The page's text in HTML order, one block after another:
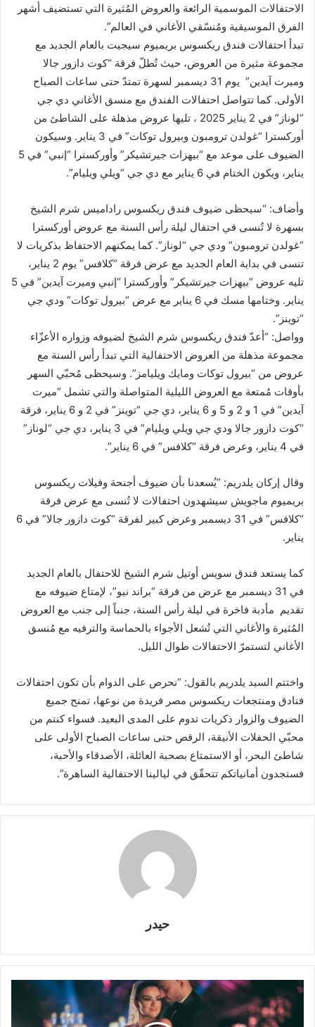
الاحتفالات الموسمية الرائعة والعروض المُثيرة التي تستضيف أشهر
الفرق الموسيقية ومُنسّقي الأغاني في العالم”.
تبدأ احتفالات فندق ريكسوس بريميوم سيجيت بالعام الجديد مع
مجموعة مثيرة من العروض، حيث تُطلّ فرقة “كوت دازور جالا
وميرت آيدين” يوم 31 ديسمبر لسهرة تمتدّ حتى ساعات الصباح
الأولى. كما تتواصل احتفالات الفندق مع منسق الأغاني دي جي
“لوناز” في 2 يناير 2025 ، تليها عروض مذهلة على الشاطئ من
أوركسترا “غولدن ترومبون وبيرول توكات” في 3 يناير. وسيكون
الضيوف على موعد مع “بيهزات جيرتشيكر” وأوركسترا “إنبي” في 5
يناير، ويكون الختام في 6 يناير مع دي جي “ويلي ويليام”.
وأضاف: “سيحظى ضيوف فندق ريكسوس راداميس شرم الشيخ
بسهرة لا تُنسى في احتفال ليلة رأس السنة مع عروض أوركسترا
“غولدن ترومبون” ودي جي “لوناز”. كما يمكنهم الاحتفاظ بذكريات لا
تنسى في بداية العام الجديد مع عرض فرقة “كلافس” يوم 2 يناير،
تليه عروض “بيهزات جيرتشيكر” وأوركسترا “إنبي وميرت آيدين” في 5
يناير. وختامها مسك في 6 يناير مع عرض “بيرول توكات” ودي جي
“توينز”.
وواصل: “أعدّ فندق ريكسوس شرم الشيخ لضيوفه وزواره الأعزّاء
مجموعة مذهلة من العروض الاحتفالية التي تبدأ رأس السنة مع
عروض من “بيرول توكات ومايك ويليامز”. وسيحظى مُحبّي السهر
بأوقات مُمتعة مع العروض الليلية المتواصلة والتي تشمل “ميرت
آيدين” في 1 و 2 و 5 و 6 يناير، دي جي “توينز” في 2 و 6 يناير، فرقة
“كوت دازور جالا ودي جي ويلي ويليام” في 3 يناير، دي جي “لوناز”
في 4 يناير، وعرض فرقة “كلافس” في 6 يناير”.
وقال إركان يلدريم: “يُسعدنا بأن ضيوف أجنحة وفيلات ريكسوس
بريميوم ماجويش سيشهدون احتفالات لا تُنسى مع عرض فرقة
“كلافس” في 31 ديسمبر وعرض كبير لفرقة “كوت دازور جالا” في 6
يناير.
كما يستعد فندق سويس أوتيل شرم الشيخ للاحتفال بالعام الجديد
في 31 ديسمبر مع عرض من فرقة “براند نيو”، لإمتاع ضيوفه مع
تقديم مأدبة فاخرة في ليلة رأس السنة، جنباً إلى جنب مع العروض
المُثيرة والأغاني التي تُشعل الأجواء بالحماسة والترفيه مع مُنسق
الأغاني لتستمرّ الاحتفالات طوال الليل.
واختتم السيد يلدريم بالقول: “نحرص على الدوام بأن تكون احتفالات
فنادق ومنتجعات ريكسوس مصر فريدة من نوعها، تمنح جميع
الضيوف والزوار ذكريات تدوم على المدى البعيد. فسواء كنتم من
محبّي الحفلات الأنيقة، الرقص حتى ساعات الصباح الأولى على
شاطئ البحر، أو الاستمتاع بصحبة العائلة، الأصدقاء والأحبة،
فستجدون أمانياتكم تتحقّق في ليالينا الاحتفالية الساهرة”.
حيدر